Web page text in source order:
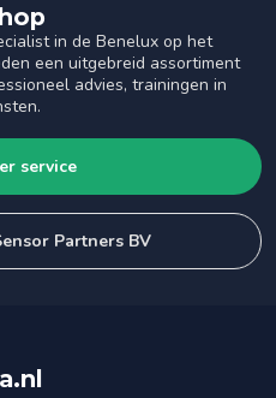
in de Benelux op het
een uitgebreid assortiment
advies, trainingen in
service
Partners BV